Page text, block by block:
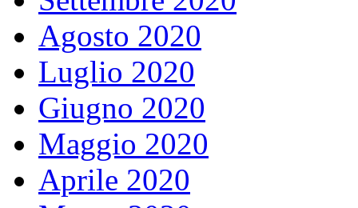
Agosto 2020
Luglio 2020
Giugno 2020
Maggio 2020
Aprile 2020